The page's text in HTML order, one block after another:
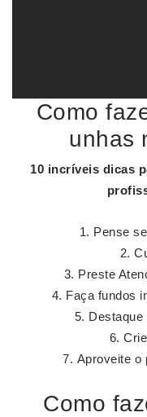
Como
unhas
10 incríveis dicas
Pense
Preste
Faça fundos
Destaque
Aproveite o
Como